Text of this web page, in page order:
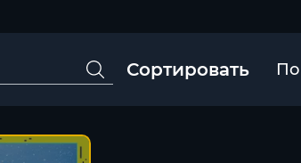
Сортировать